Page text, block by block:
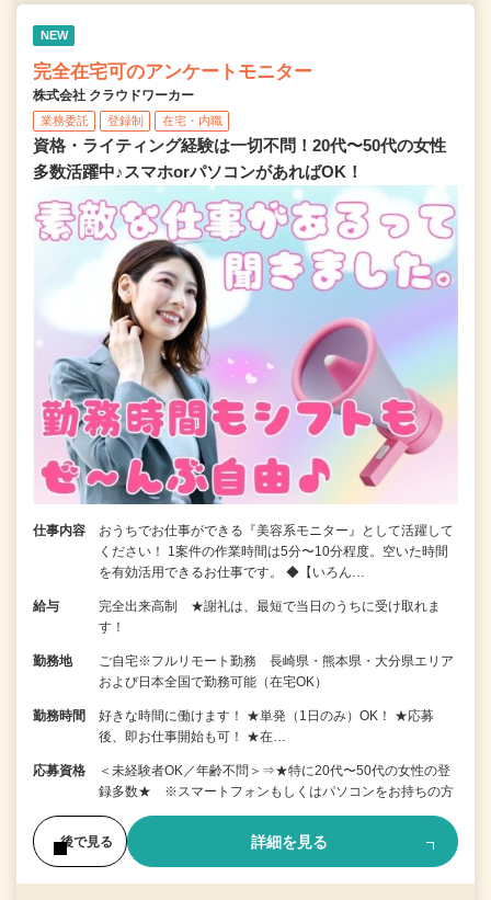
NEW
完全在宅可のアンケートモニター
株式会社 クラウドワーカー
業務委託 登録制 在宅・内職
資格・ライティング経験は一切不問！20代〜50代の女性
多数活躍中♪スマホorパソコンがあればOK！
仕事内容
おうちでお仕事ができる『美容系モニター』として活躍して
ください！ 1案件の作業時間は5分〜10分程度。空いた時間
を有効活用できるお仕事です。 ◆【いろん…
給与
完全出来高制 ★謝礼は、最短で当日のうちに受け取れま
す！
勤務地
ご自宅※フルリモート勤務 長崎県・熊本県・大分県エリア
および日本全国で勤務可能（在宅OK）
勤務時間
好きな時間に働けます！ ★単発（1日のみ）OK！ ★応募
後、即お仕事開始も可！ ★在…
応募資格
＜未経験者OK／年齢不問＞⇒★特に20代〜50代の女性の登
録多数★ ※スマートフォンもしくはパソコンをお持ちの方
後で見る 詳細を見る